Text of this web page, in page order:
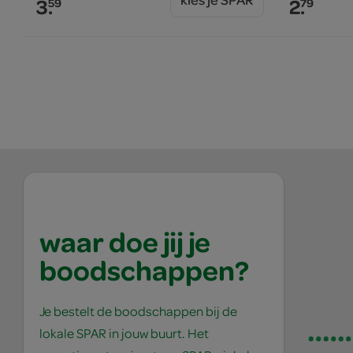
3. 2.
waar doe jij je
boodschappen?
Je bestelt de boodschappen bij de
lokale SPAR in jouw buurt. Het